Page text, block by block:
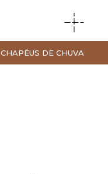
CHAPÉUS DE CHUVA